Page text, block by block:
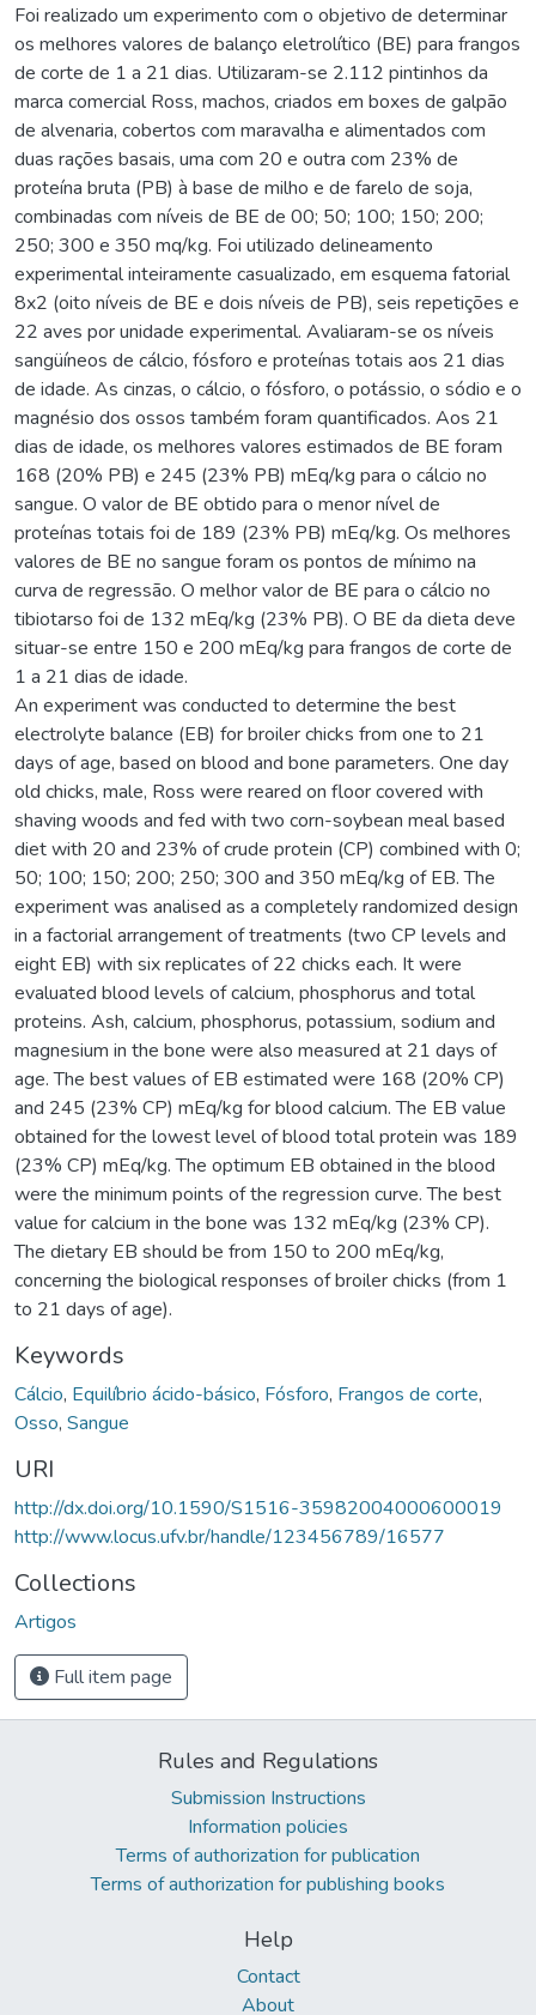
Foi realizado um experimento com o objetivo de determinar
os melhores valores de balanço eletrolítico (BE) para frangos
de corte de 1 a 21 dias. Utilizaram-se 2.112 pintinhos da
marca comercial Ross, machos, criados em boxes de galpão
de alvenaria, cobertos com maravalha e alimentados com
duas rações basais, uma com 20 e outra com 23% de
proteína bruta (PB) à base de milho e de farelo de soja,
combinadas com níveis de BE de 00; 50; 100; 150; 200;
250; 300 e 350 mq/kg. Foi utilizado delineamento
experimental inteiramente casualizado, em esquema fatorial
8x2 (oito níveis de BE e dois níveis de PB), seis repetições e
22 aves por unidade experimental. Avaliaram-se os níveis
sangüíneos de cálcio, fósforo e proteínas totais aos 21 dias
de idade. As cinzas, o cálcio, o fósforo, o potássio, o sódio e o
magnésio dos ossos também foram quantificados. Aos 21
dias de idade, os melhores valores estimados de BE foram
168 (20% PB) e 245 (23% PB) mEq/kg para o cálcio no
sangue. O valor de BE obtido para o menor nível de
proteínas totais foi de 189 (23% PB) mEq/kg. Os melhores
valores de BE no sangue foram os pontos de mínimo na
curva de regressão. O melhor valor de BE para o cálcio no
tibiotarso foi de 132 mEq/kg (23% PB). O BE da dieta deve
situar-se entre 150 e 200 mEq/kg para frangos de corte de
1 a 21 dias de idade.
An experiment was conducted to determine the best
electrolyte balance (EB) for broiler chicks from one to 21
days of age, based on blood and bone parameters. One day
old chicks, male, Ross were reared on floor covered with
shaving woods and fed with two corn-soybean meal based
diet with 20 and 23% of crude protein (CP) combined with 0;
50; 100; 150; 200; 250; 300 and 350 mEq/kg of EB. The
experiment was analised as a completely randomized design
in a factorial arrangement of treatments (two CP levels and
eight EB) with six replicates of 22 chicks each. It were
evaluated blood levels of calcium, phosphorus and total
proteins. Ash, calcium, phosphorus, potassium, sodium and
magnesium in the bone were also measured at 21 days of
age. The best values of EB estimated were 168 (20% CP)
and 245 (23% CP) mEq/kg for blood calcium. The EB value
obtained for the lowest level of blood total protein was 189
(23% CP) mEq/kg. The optimum EB obtained in the blood
were the minimum points of the regression curve. The best
value for calcium in the bone was 132 mEq/kg (23% CP).
The dietary EB should be from 150 to 200 mEq/kg,
concerning the biological responses of broiler chicks (from 1
to 21 days of age).
Keywords
Cálcio, Equilíbrio ácido-básico, Fósforo, Frangos de corte,
Osso, Sangue
URI
http://dx.doi.org/10.1590/S1516-35982004000600019
http://www.locus.ufv.br/handle/123456789/16577
Collections
Artigos
Full item page
Rules and Regulations
Submission Instructions
Information policies
Terms of authorization for publication
Terms of authorization for publishing books
Help
Contact
About